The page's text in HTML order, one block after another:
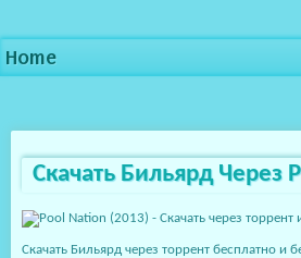
Home
Скачать Бильярд Через
Скачать Бильярд через торрент бесплатно и